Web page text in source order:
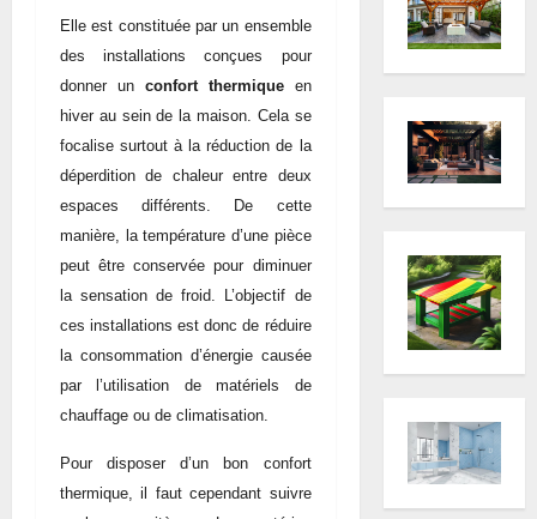
Elle est constituée par un ensemble
des installations conçues pour
donner un confort thermiqueen
hiver au sein de la maison. Cela se
focalise surtout à la réduction de la
déperdition de chaleur entre deux
espaces différents. De cette
manière, la température d’une pièce
peut être conservée pour diminuer
la sensation de froid. L’objectif de
ces installations est donc de réduire
la consommation d’énergie causée
par l’utilisation de matériels de
chauffage ou de climatisation.
Pour disposer d’un bon confort
thermique, il faut cependant suivre